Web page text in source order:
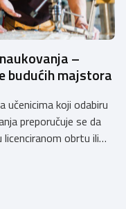
–
budućih majstora
učenicima koji odabiru
preporučuje se da
obrtu ili